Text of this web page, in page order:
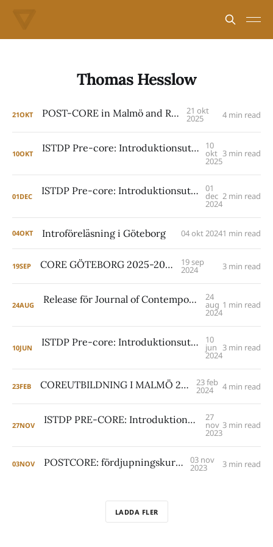
Thomas Hesslow
21OKT POST-CORE in Malmö and Rome 21 okt
2025 4 min read
10OKT ISTDP Pre-core: Introduktionsutbildning i Malmö mars 2026 10
okt
2025
3 min read
01DEC ISTDP Pre-core: Introduktionsutbildning i Östersund mars 2025 01
dec
2024
2 min read
04OKT Introföreläsning i Göteborg 04 okt 20241 min read
19SEP CORE GÖTEBORG 2025-2028 19 sep
2024 3 min read
24AUG Release för Journal of Contemporary ISTDP 6:e september 24
aug
2024
1 min read
10JUN ISTDP Pre-core: Introduktionsutbildning i Malmö december 2024 [uppdaterad] 10
jun
2024
3 min read
23FEB COREUTBILDNING I MALMÖ 2024-2027 23 feb
2024 4 min read
27NOV ISTDP PRE-CORE: Introduktionsutbildning i Malmö maj 2024 27
nov
2023
3 min read
03NOV POSTCORE: fördjupningskurs 2024 03 nov
2023 3 min read
LADDA FLER